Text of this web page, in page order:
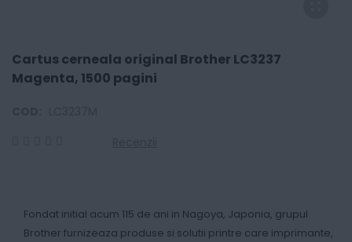
Cartus cerneala original Brother LC3237
Magenta, 1500 pagini
Fondat initial acum 115 de ani in Nagoya, Japonia, grupul
Brother furnizeaza produse si solutii printre care imprimante,